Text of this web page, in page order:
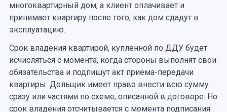
многоквартирный дом, а клиент оплачивает и
принимает квартиру после того, как дом сдадут в
эксплуатацию.
Срок владения квартирой, купленной по ДДУ будет
исчисляться с момента, когда стороны выполнят свои
обязательства и подпишут акт приема-передачи
квартиры. Дольщик имеет право внести всю сумму
сразу или частями по схеме, описанной в договоре. Но
срок владения отсчитывается с момента подписания